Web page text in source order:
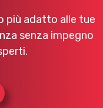
più adatto alle tue
senza impegno